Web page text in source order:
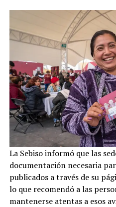
La Sebiso informó que las
documentación necesaria
publicados a través de su
lo que recomendó a las
mantenerse atentas a esos